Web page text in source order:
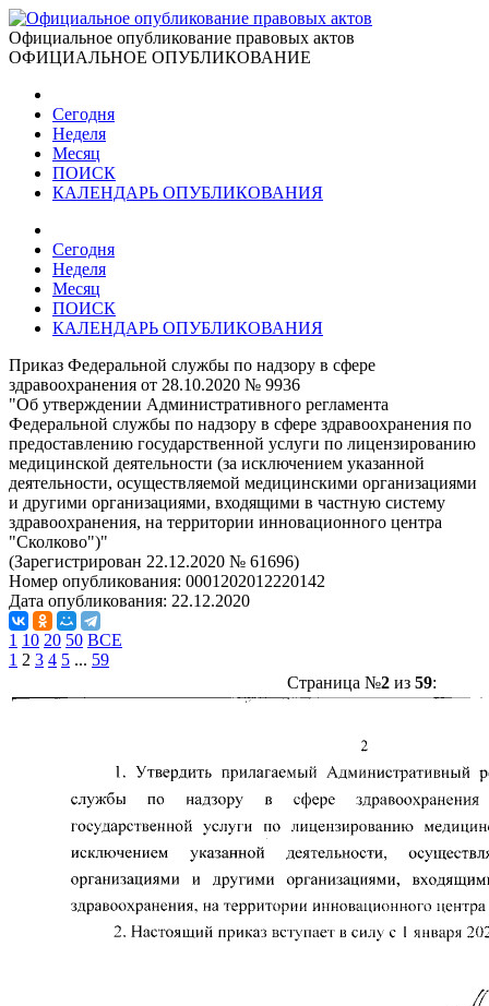
Официальное опубликование правовых актов
ОФИЦИАЛЬНОЕ ОПУБЛИКОВАНИЕ
Сегодня
Неделя
Месяц
ПОИСК
КАЛЕНДАРЬ ОПУБЛИКОВАНИЯ
Сегодня
Неделя
Месяц
ПОИСК
КАЛЕНДАРЬ ОПУБЛИКОВАНИЯ
Приказ Федеральной службы по надзору в сфере
здравоохранения от 28.10.2020 № 9936
"Об утверждении Административного регламента
Федеральной службы по надзору в сфере здравоохранения по
предоставлению государственной услуги по лицензированию
медицинской деятельности (за исключением указанной
деятельности, осуществляемой медицинскими организациями
и другими организациями, входящими в частную систему
здравоохранения, на территории инновационного центра
"Сколково")"
(Зарегистрирован 22.12.2020 № 61696)
Номер опубликования: 0001202012220142
Дата опубликования: 22.12.2020
1 10 20 50 ВСЕ
1 2 3 4 5 ... 59
Страница №2из 59: